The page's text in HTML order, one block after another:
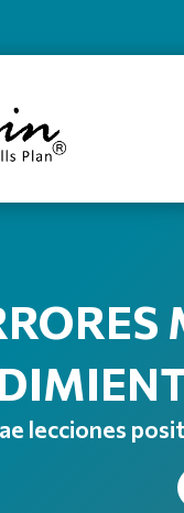
lecciones